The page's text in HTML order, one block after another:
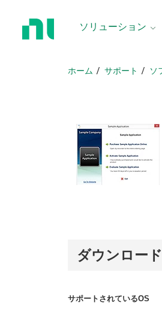
ソリューション
ホーム サポート ソ
ダウンロード
サポートされているOS